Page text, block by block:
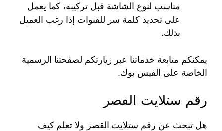
مناسب لنوع الشاشة قبل تركيبه، كما يعمل
على تحديد كلمة سر للقنوات إذا رغب العميل
بذلك.
يمكنكم متابعة خدماتنا عبر زيارتكم لصفحتنا الرسمية
الخاصة على الفيس بوك.
رقم ستلايت القصر
هل تبحث عن رقم ستلايت القصر ولا تعلم كيف